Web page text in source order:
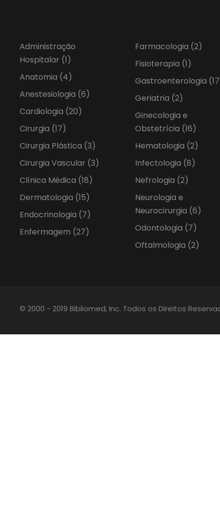
Administração
Hospitalar (1)
Anatomia (4)
Anestesiologia (6)
Cardiologia (20)
Cirurgia (17)
Cirurgia Plástica (3)
Cirurgia Vascular (3)
Clínica Médica (18)
Dermatologia (15)
Endocrinologia (7)
Enfermagem (27)
Farmacologia (2)
Fisioterapia (1)
Gastroenterologia
Geriatria (2)
Ginecologia e
Obstetrícia (16)
Hematologia (2)
Infectologia (8)
Nefrologia (2)
Neurologia e
Neurocirurgia (6)
Odontologia (7)
Oftalmologia (2)
© 2000 - 2019 Bibliomed, Inc. Todos os Direitos